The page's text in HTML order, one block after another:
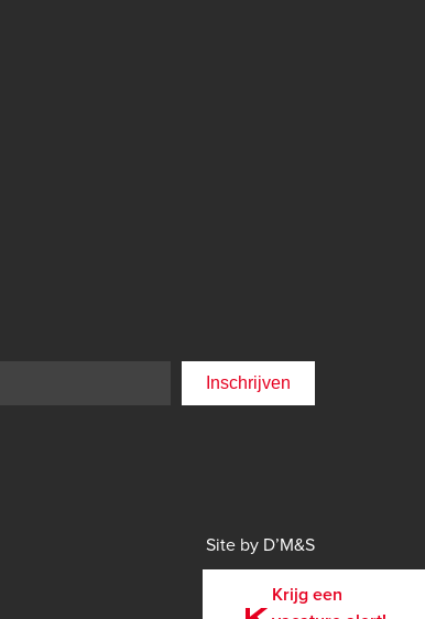
DMS
Site by D’M&S
Krijg een